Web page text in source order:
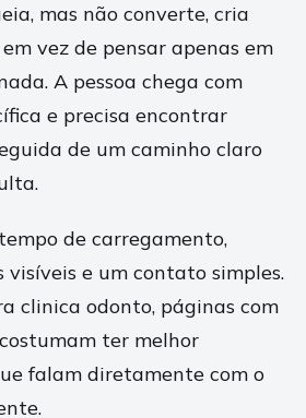
mas não converte, cria
vez de pensar apenas em
A pessoa chega com
e precisa encontrar
de um caminho claro
de carregamento,
visíveis e um contato simples.
clinica odonto, páginas com
ter melhor
falam diretamente com o